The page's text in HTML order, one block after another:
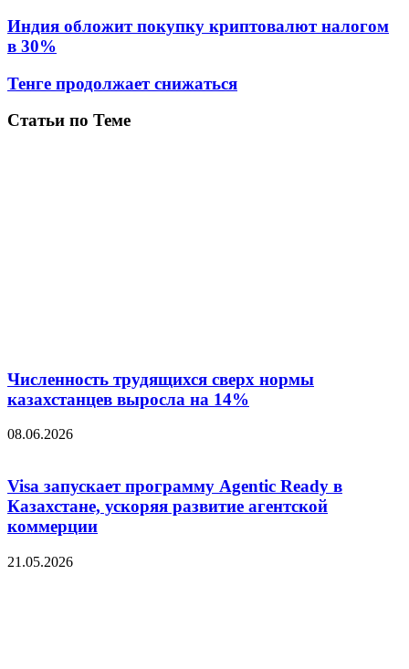
Индия обложит покупку криптовалют налогом
в 30%
Тенге продолжает снижаться
Статьи по Теме
Численность трудящихся сверх нормы
казахстанцев выросла на 14%
08.06.2026
Visa запускает программу Agentic Ready в
Казахстане, ускоряя развитие агентской
коммерции
21.05.2026